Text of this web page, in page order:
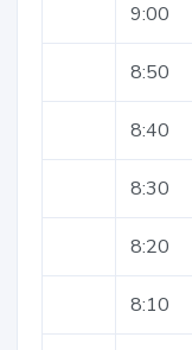
9:00
8:50
8:40
8:30
8:20
8:10